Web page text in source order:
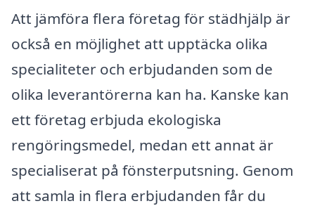
Att jämföra flera företag för städhjälp är
också en möjlighet att upptäcka olika
specialiteter och erbjudanden som de
olika leverantörerna kan ha. Kanske kan
ett företag erbjuda ekologiska
rengöringsmedel, medan ett annat är
specialiserat på fönsterputsning. Genom
att samla in flera erbjudanden får du